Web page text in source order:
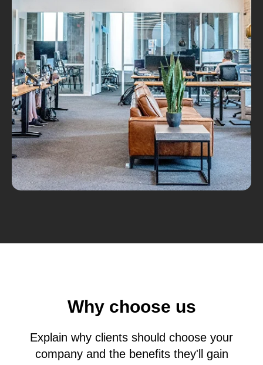
Why choose us
Explain why clients should choose your
company and the benefits they'll gain